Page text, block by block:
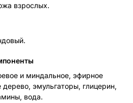
взрослых.
и миндальное, эфирное
эмульгаторы, глицерин,
вода.